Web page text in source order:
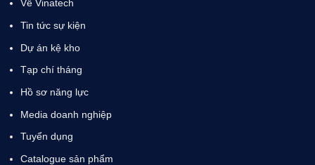
Về Vinatech
Tin tức sự kiện
Dự án kệ kho
Tạp chí tháng
Hồ sơ năng lực
Media doanh nghiệp
Tuyển dụng
Catalogue sản phẩm